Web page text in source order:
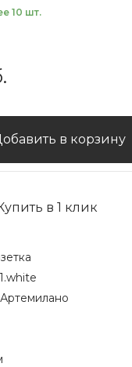
10 шт.
в корзину
в 1 клик
Артемилано